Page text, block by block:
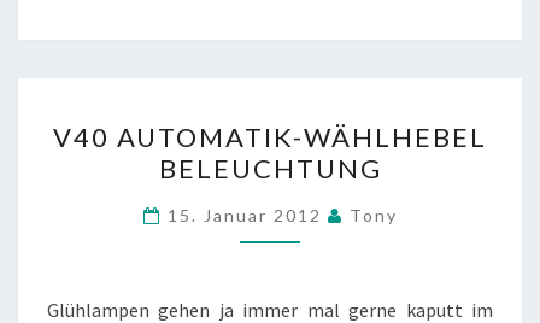
AUTOMATIK-
WÄHLHEBEL
BELEUCHTUNG
V40 AUTOMATIK-WÄHLHEBEL
BELEUCHTUNG
15. Januar 2012 Tony
Glühlampen gehen ja immer mal gerne kaputt im